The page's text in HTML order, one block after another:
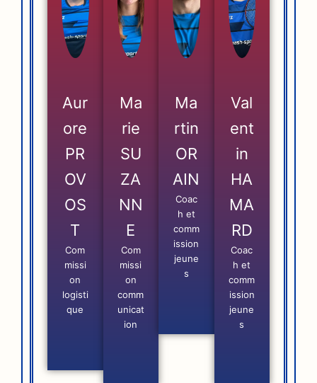
Aur
ore
PR
OV
OS
T
Com
missi
on
logisti
que
Ma
rie
SU
ZA
NN
E
Com
missi
on
comm
unicat
ion
Ma
rtin
OR
AIN
Coac
h et
comm
ission
jeune
s
Val
ent
in
HA
MA
RD
Coac
h et
comm
ission
jeune
s